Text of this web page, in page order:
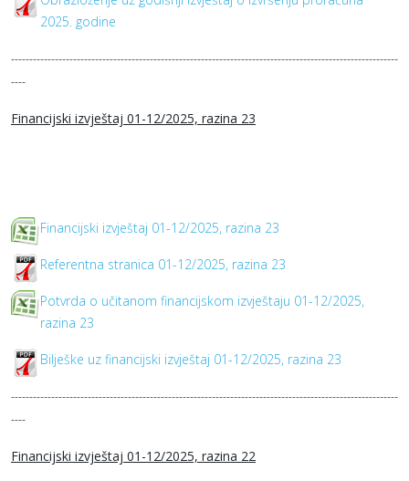
2025. godine
----------------------------------------------------------------------------------------------------------
----
Financijski izvještaj 01-12/2025, razina 23
Financijski izvještaj 01-12/2025, razina 23
Referentna stranica 01-12/2025, razina 23
Potvrda o učitanom financijskom izvještaju 01-12/2025,
razina 23
Bilješke uz financijski izvještaj 01-12/2025, razina 23
----------------------------------------------------------------------------------------------------------
----
Financijski izvještaj 01-12/2025, razina 22